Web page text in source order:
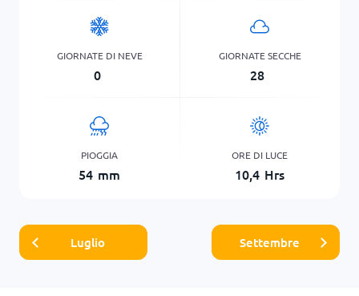
GIORNATE DI NEVE
0
GIORNATE SECCHE
28
PIOGGIA
54 mm
ORE DI LUCE
10,4 Hrs
Luglio Settembre